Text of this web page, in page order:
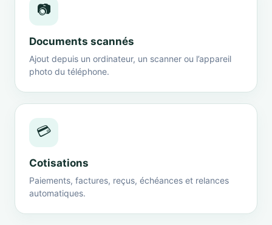
📷
Documents scannés
Ajout depuis un ordinateur, un scanner ou l’appareil
photo du téléphone.
💳
Cotisations
Paiements, factures, reçus, échéances et relances
automatiques.